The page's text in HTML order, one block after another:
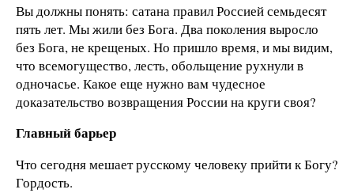
Вы должны понять: сатана правил Россией семьдесят
пять лет. Мы жили без Бога. Два поколения выросло
без Бога, не крещеных. Но пришло время, и мы видим,
что всемогущество, лесть, обольщение рухнули в
одночасье. Какое еще нужно вам чудесное
доказательство возвращения России на круги своя?
Главный барьер
Что сегодня мешает русскому человеку прийти к Богу?
Гордость.